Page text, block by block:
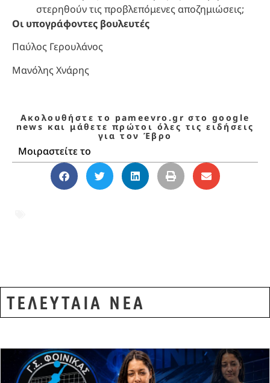
στερηθούν τις προβλεπόμενες αποζημιώσεις;
Οι υπογράφοντες βουλευτές
Παύλος Γερουλάνος
Μανόλης Χνάρης
Ακολουθήστε το pameevro.gr στο google
news και μάθετε πρώτοι όλες τις ειδήσεις
για τον Έβρο
Μοιραστείτε το
ΤΕΛΕΥΤΑΙΑ ΝΕΑ